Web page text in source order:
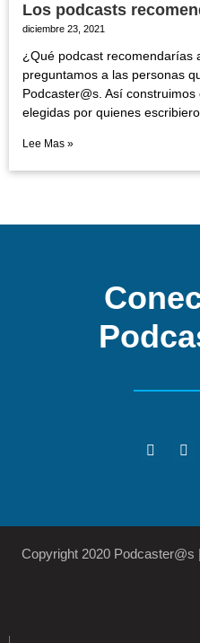
Los podcasts
diciembre 23, 2021
¿Qué podcast recomendarías
preguntamos a las personas
Podcaster@s. Así
elegidas por quienes
Lee Mas »
Copyright 2020